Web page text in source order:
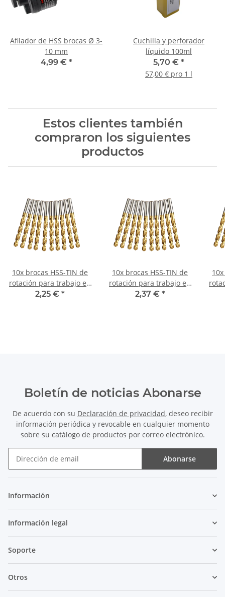
Afilador de HSS brocas Ø 3-
10 mm
4,99 € *
Cuchilla y perforador
líquido 100ml
5,70 € *
57,00 € pro 1 l
Estos clientes también
compraron los siguientes
productos
10x brocas HSS-TIN de
rotación para trabajo en
metal DIN338N Ø 1 mm
2,25 € *
10x brocas HSS-TIN de
rotación para trabajo en
metal DIN338N Ø 1,4
2,37 € *
Boletín de noticias Abonarse
De acuerdo con su Declaración de privacidad, deseo recibir
información periódica y revocable en cualquier momento
sobre su catálogo de productos por correo electrónico.
Abonarse
Información
Información legal
Soporte
Otros